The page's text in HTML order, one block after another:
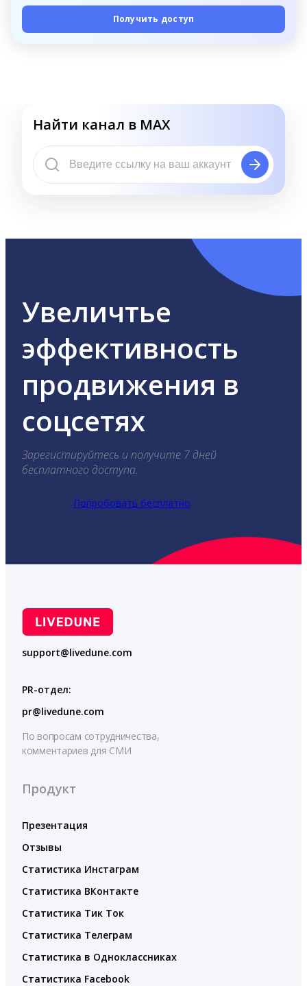
Получить доступ
Найти канал в MAX
Увеличтье
эффективность
продвижения в
соцсетях
Зарегистируйтесь и получите 7 дней
бесплатного доступа.
Попробовать бесплатно
support@livedune.com
PR-отдел:
pr@livedune.com
По вопросам сотрудничества,
комментариев для СМИ
Продукт
Презентация
Отзывы
Статистика Инстаграм
Статистика ВКонтакте
Статистика Тик Ток
Статистика Телеграм
Статистика в Одноклассниках
Статистика Facebook